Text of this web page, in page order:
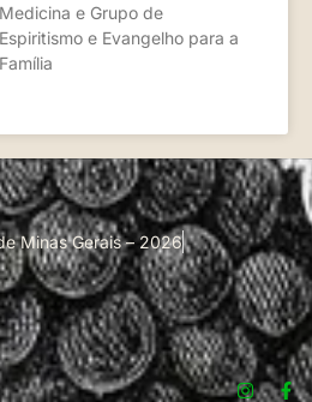
Medicina e Grupo de
Espiritismo e Evangelho para a
Família
Minas Gerais – 2026